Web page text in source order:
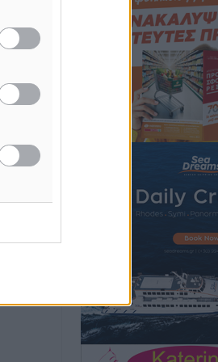
Hotels –
καινούργιο
Τοπικές Ειδήσεις• πριν 11
Αυτοκίνητο μπήκε
μονόδρομο στο
Αναποδογύρισε
πριν 11
“Η Ευρώπη
προσφυγικό σαν
συγκλονιστική
Γιασιράνη στον RV
οδήγησαν στο
Τοπικές Ειδήσεις• πριν 11
Συναυλία με τον